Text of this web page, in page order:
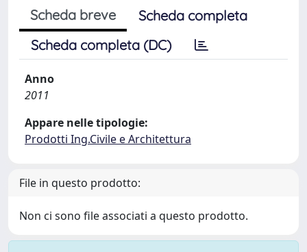
Scheda breve
Scheda completa
Scheda completa (DC)
Anno
2011
Appare nelle tipologie:
Prodotti Ing.Civile e Architettura
File in questo prodotto:
Non ci sono file associati a questo prodotto.